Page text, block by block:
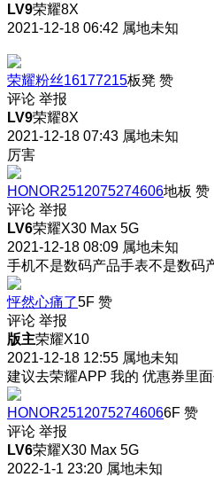
LV9荣耀8X
2021-12-18 06:42 属地未知
荣耀粉丝16177215板凳 赞
评论 举报
LV9荣耀8X
2021-12-18 07:43 属地未知
厉害
HONOR2512075274606地板 赞
评论 举报
LV6荣耀X30 Max 5G
2021-12-18 08:09 属地未知
手机不是数码产品手表不是数码
怦然心痛了5F 赞
评论 举报
版主荣耀X10
2021-12-18 12:55 属地未知
建议去荣耀APP 我的 优惠券里
HONOR25120752746066F 赞
评论 举报
LV6荣耀X30 Max 5G
2022-1-1 23:20 属地未知